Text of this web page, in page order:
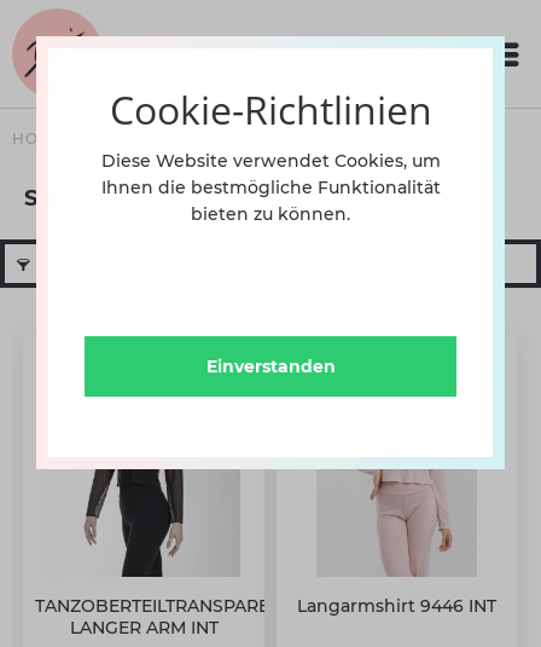
HOME
Shirts
TANZOBERTEILTRANSPARENT
LANGER ARM INT
Langarmshirt 9446 INT
Cookie-Richtlinien
Diese Website verwendet Cookies, um
Ihnen die bestmögliche Funktionalität
bieten zu können.
Einverstanden